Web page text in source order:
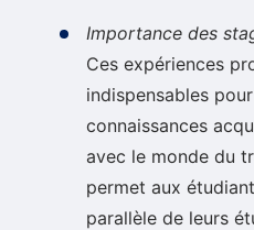
Importance des
Ces expériences
indispensables
connaissances
avec le monde du
permet aux
parallèle de leurs